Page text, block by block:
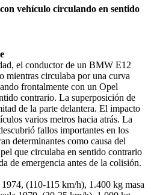
vehículo circulando en sentido
el conductor de un BMW E12
mientras circulaba por una curva
frontalmente con un Opel
contrario. La superposición de
de la parte delantera. El impacto
varios metros hacia atrás. La
fallos importantes en los
determinantes como causa del
que circulaba en sentido contrario
de emergencia antes de la colisión.
(110-115 km/h), 1.400 kg masa